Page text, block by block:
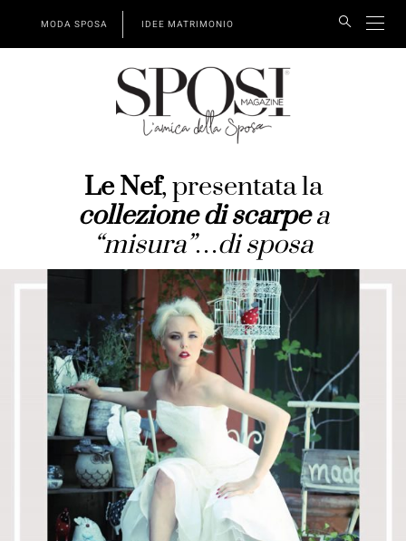
MODA SPOSA IDEE MATRIMONIO
Le Nef, presentata la
collezione di scarpe a
“misura”…di sposa